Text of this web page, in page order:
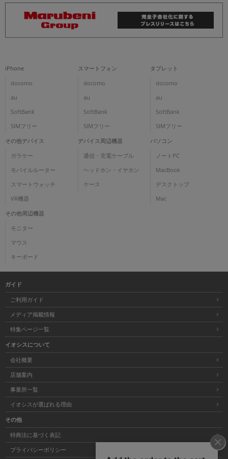
iPhone
docomo
au
SoftBank
SIMフリー
スマートフォン
docomo
au
SoftBank
SIMフリー
タブレット
docomo
au
SoftBank
SIMフリー
その他デバイス
ガラケー
モバイルルーター
スマートウォッチ
VR機器
デバイス周辺機器
通信・充電ケーブル
ヘッドホン・イヤホン
ケース
パソコン
ノートPC
MacBook
デスクトップ
Mac
その他周辺機器
モニター
マウス
キーボード
ガイド
ご利用ガイド
メディア掲載情報
特集ページ一覧
イオシスについて
会社概要
店舗案内
事業所一覧
イオシスが選ばれる理由
その他
特商法に基づく表記
プライバシーポリシー